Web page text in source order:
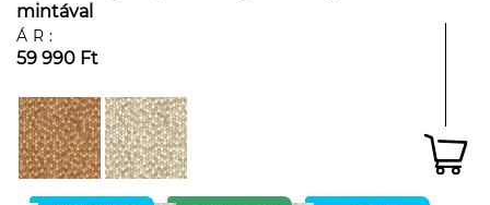
mintával
ÁR:
59 990 Ft